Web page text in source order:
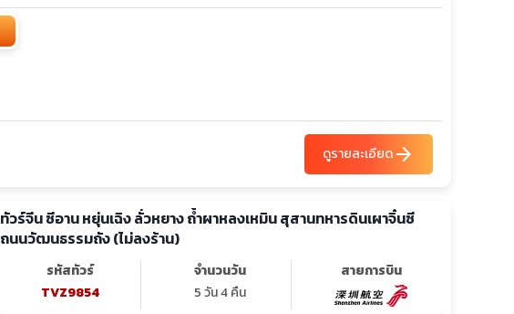
ดูรายละเอียดarrow_forward
ทัวร์จีน ซีอาน หยุ่นเฉิง ลั่วหยาง ถ้ำผาหลงเหมิน สุสานทหารดินเผาจิ๋นซี
ถนนวัฒนธรรมถัง (ไม่ลงร้าน)
รหัสทัวร์
TVZ9854
จำนวนวัน
5 วัน 4 คืน
สายการบิน